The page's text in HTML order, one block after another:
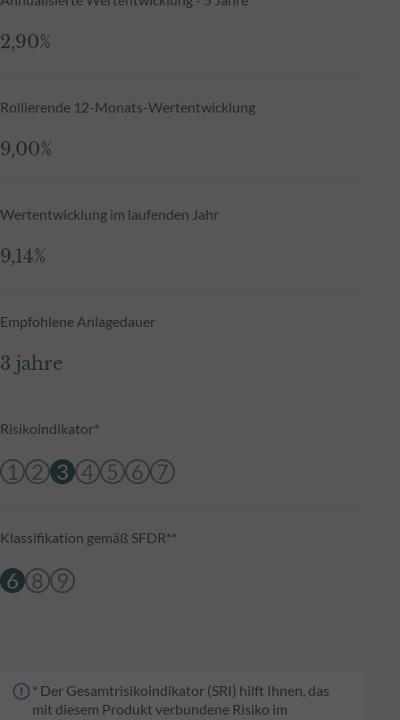
2,90%
Rollierende 12-Monats-Wertentwicklung
9,00%
Wertentwicklung im laufenden Jahr
9,14%
Empfohlene Anlagedauer
3 jahre
Risikoindikator*
1 2 3 4 5 6 7
Klassifikation gemäß SFDR**
6 8 9
* Der Gesamtrisikoindikator (SRI) hilft Ihnen, das
mit diesem Produkt verbundene Risiko im